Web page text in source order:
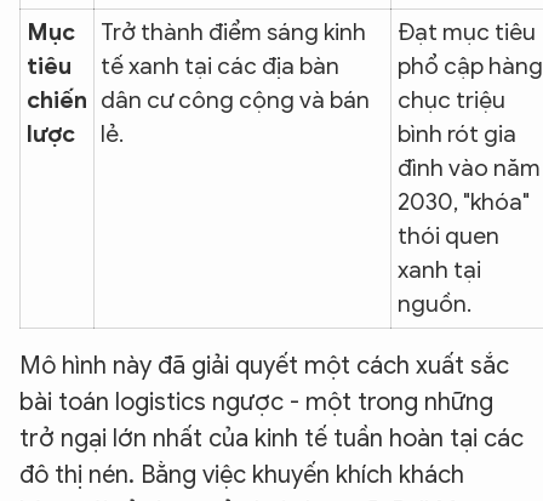
Mục
tiêu
chiến
lược
Trở thành điểm sáng kinh
tế xanh tại các địa bàn
dân cư công cộng và bán
lẻ.
Đạt mục tiêu
phổ cập hàng
chục triệu
bình rót gia
đình vào năm
2030, "khóa"
thói quen
xanh tại
nguồn.
Mô hình này đã giải quyết một cách xuất sắc
bài toán logistics ngược - một trong những
trở ngại lớn nhất của kinh tế tuần hoàn tại các
đô thị nén. Bằng việc khuyến khích khách